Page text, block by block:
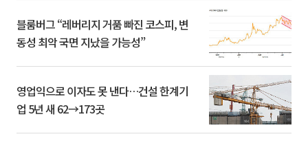
블룸버그 “레버리지 거품 빠진 코스피, 변
동성 최악 국면 지났을 가능성”
영업익으로 이자도 못 낸다…건설 한계기
업 5년 새 62→173곳